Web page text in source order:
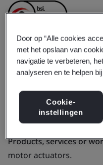
Dongguan
Business scope:
The
Products, services or
motor actuators.
Door op “Alle cookies
met het opslaan van
navigatie te verbeteren,
analyseren en te helpen
Cookie-
instellingen